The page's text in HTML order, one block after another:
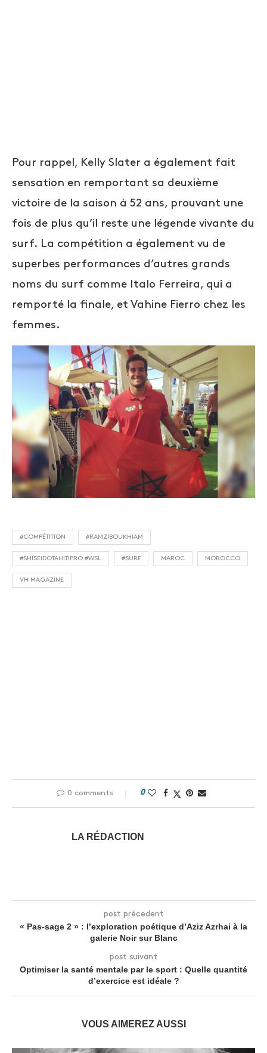
Pour rappel, Kelly Slater a également fait
sensation en remportant sa deuxième
victoire de la saison à 52 ans, prouvant une
fois de plus qu’il reste une légende vivante du
surf. La compétition a également vu de
superbes performances d’autres grands
noms du surf comme Italo Ferreira, qui a
remporté la finale, et Vahine Fierro chez les
femmes.
#COMPÉTITION #RAMZIBOUKHIAM
#SHISEIDOTAHITIPRO #WSL #SURF MAROC MOROCCO
VH MAGAZINE
0 comments 0
LA RÉDACTION
post précedent
« Pas-sage 2 » : l’exploration poétique d’Aziz Azrhai à la
galerie Noir sur Blanc
post suivant
Optimiser la santé mentale par le sport : Quelle quantité
d’exercice est idéale ?
VOUS AIMEREZ AUSSI